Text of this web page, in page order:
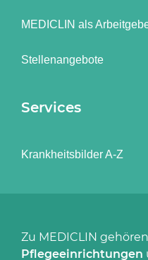
MEDICLIN als
Stellenangebote
Services
Krankheitsbilder A-Z
Zu MEDICLIN
Pflegeeinrichtungen